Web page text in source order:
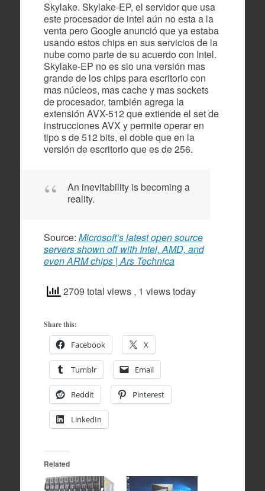
Skylake. Skylake-EP, el servidor que usa
este procesador de intel aún no esta a la
venta pero Google anunció que ya estaba
usando estos chips en sus servicios de la
nube como parte de su acuerdo con Intel.
Skylake-EP no es slo una versión mas
grande de los chips para escritorio con
mas núcleos, mas cache y mas sockets
de procesador, también agrega la
extensión AVX-512 que extiende el set de
instrucciones AVX y permite operar en
tipo s de 512 bits, el doble que en la
versión de escritorio que es de 256.
An inevitability is becoming a
reality.
Source: Microsoft’s latest open source
servers shown off with Intel, AMD, and
even ARM chips | Ars Technica
2709 total views , 1 views today
Share this:
Facebook X
Tumblr Email
Reddit Pinterest
LinkedIn
Related